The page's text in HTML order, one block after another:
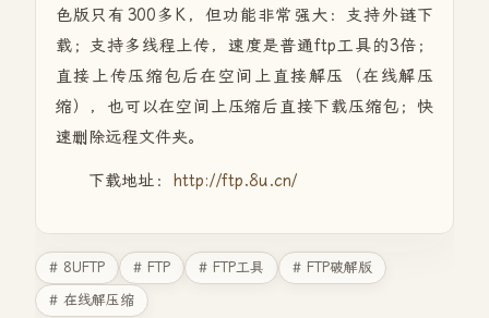
色版只有300多K，但功能非常强大：支持外链下
载；支持多线程上传，速度是普通ftp工具的3倍；
直接上传压缩包后在空间上直接解压（在线解压
缩），也可以在空间上压缩后直接下载压缩包；快
速删除远程文件夹。
下载地址： http://ftp.8u.cn/
# 8UFTP # FTP # FTP工具
# FTP破解版
# 在线解压缩